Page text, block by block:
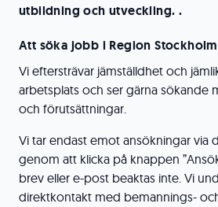
utbildning och utveckling. .
Att söka jobb i Region Stockholm
Vi eftersträvar jämställdhet och
arbetsplats och ser gärna sökande
och förutsättningar.
Vi tar endast emot ansökningar via
genom att klicka på knappen
brev eller e-post beaktas inte. Vi
direktkontakt med bemannings-